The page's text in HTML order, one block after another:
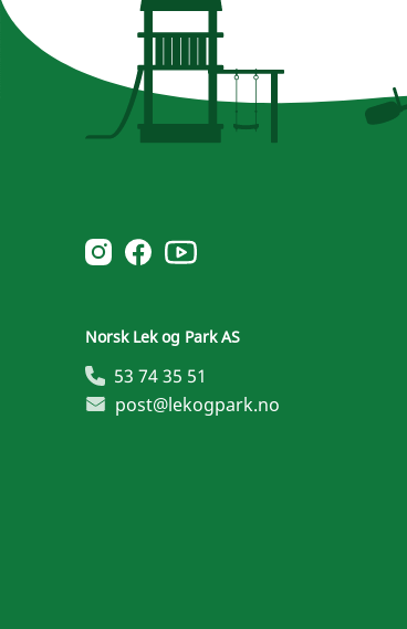
Norsk Leg & Park instagram
Norsk Leg & Park facebook
Norsk Leg & Park youtube
Norsk Lek og Park AS
53 74 35 51
post@lekogpark.no